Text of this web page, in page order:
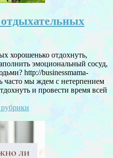
хорошенько отдохнуть,
эмоциональный сосуд,
http://businessmama-
часто мы ждем с нетерпением
и провести время всей
рубрики